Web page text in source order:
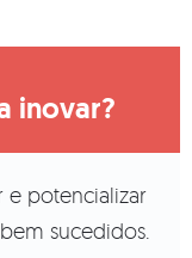
inovar?
e potencializar
sucedidos.